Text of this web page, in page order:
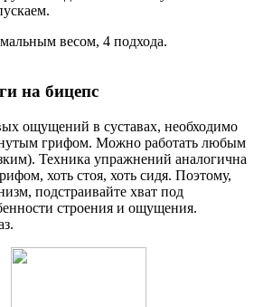
весом, 4 подхода.
на бицепс
ощущений в суставах, необходимо
грифом. Можно работать любым
Техника упражнений аналогична
хоть стоя, хоть сидя. Поэтому,
подстраивайте хват под
строения и ощущения.